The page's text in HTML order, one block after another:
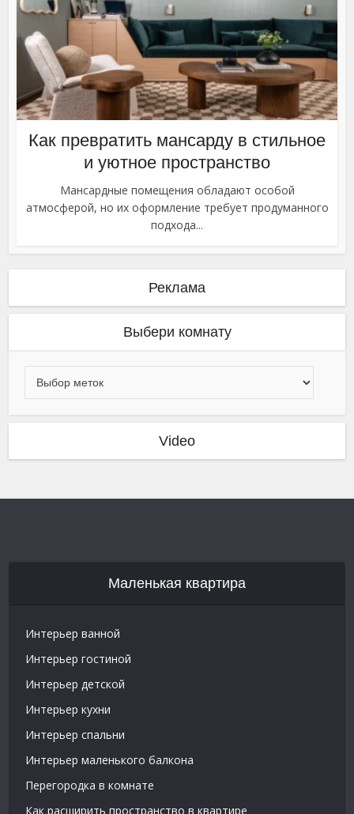
Как превратить мансарду в стильное
и уютное пространство
Мансардные помещения обладают особой
атмосферой, но их оформление требует продуманного
подхода...
Реклама
Выбери комнату
Video
Маленькая квартира
Интерьер ванной
Интерьер гостиной
Интерьер детской
Интерьер кухни
Интерьер спальни
Интерьер маленького балкона
Перегородка в комнате
Как расширить пространство в квартире